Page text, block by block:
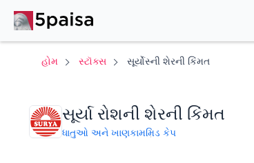
હોમ સ્ટૉક્સ સૂર્યોસ્ની શેરની કિંમત
સૂર્યા રોશની શેરની કિંમત
ધાતુઓ અને ખાણકામમિડ કેપ